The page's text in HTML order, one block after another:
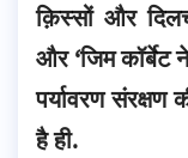
क़िस्सों और
और ‘जिम
पर्यावरण
है ही.